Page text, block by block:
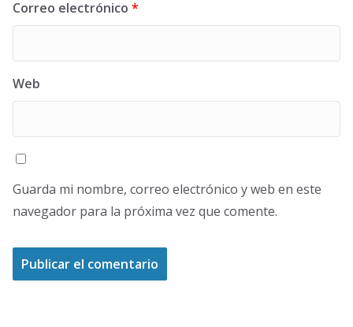
Correo electrónico *
Web
Guarda mi nombre, correo electrónico y web en este
navegador para la próxima vez que comente.